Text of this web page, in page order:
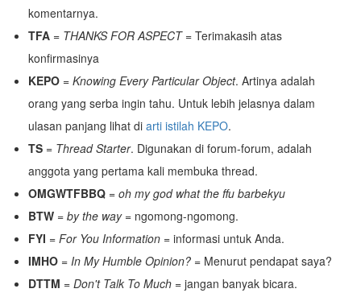
komentarnya.
TFA = THANKS FOR ASPECT= Terimakasih atas
konfirmasinya
KEPO = Knowing Every Particular Object. Artinya adalah
orang yang serba ingin tahu. Untuk lebih jelasnya dalam
ulasan panjang lihat di arti istilah KEPO.
TS = Thread Starter. Digunakan di forum-forum, adalah
anggota yang pertama kali membuka thread.
OMGWTFBBQ = oh my god what the ffu barbekyu
BTW = by the way= ngomong-ngomong.
FYI = For You Information = informasi untuk Anda.
IMHO = In My Humble Opinion? = Menurut pendapat saya?
DTTM = Don't Talk To Much = jangan banyak bicara.